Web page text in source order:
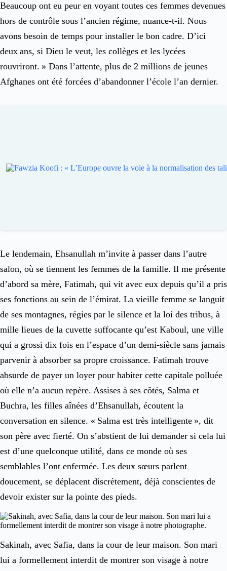
Beaucoup ont eu peur en voyant toutes ces femmes devenues
hors de contrôle sous l’ancien régime, nuance-t-il. Nous
avons besoin de temps pour installer le bon cadre. D’ici
deux ans, si Dieu le veut, les collèges et les lycées
rouvriront. » Dans l’attente, plus de 2 millions de jeunes
Afghanes ont été forcées d’abandonner l’école l’an dernier.
Le lendemain, Ehsanullah m’invite à passer dans l’autre
salon, où se tiennent les femmes de la famille. Il me présente
d’abord sa mère, Fatimah, qui vit avec eux depuis qu’il a pris
ses fonctions au sein de l’émirat. La vieille femme se languit
de ses montagnes, régies par le silence et la loi des tribus, à
mille lieues de la cuvette suffocante qu’est Kaboul, une ville
qui a grossi dix fois en l’espace d’un demi-siècle sans jamais
parvenir à absorber sa propre croissance. Fatimah trouve
absurde de payer un loyer pour habiter cette capitale polluée
où elle n’a aucun repère. Assises à ses côtés, Salma et
Buchra, les filles aînées d’Ehsanullah, écoutent la
conversation en silence. « Salma est très intelligente », dit
son père avec fierté. On s’abstient de lui demander si cela lui
est d’une quelconque utilité, dans ce monde où ses
semblables l’ont enfermée. Les deux sœurs parlent
doucement, se déplacent discrètement, déjà conscientes de
devoir exister sur la pointe des pieds.
Sakinah, avec Safia, dans la cour de leur maison. Son mari
lui a formellement interdit de montrer son visage à notre